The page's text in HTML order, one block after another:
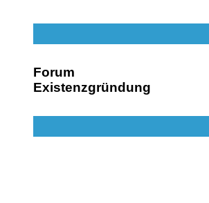
Forum
Existenzgründung